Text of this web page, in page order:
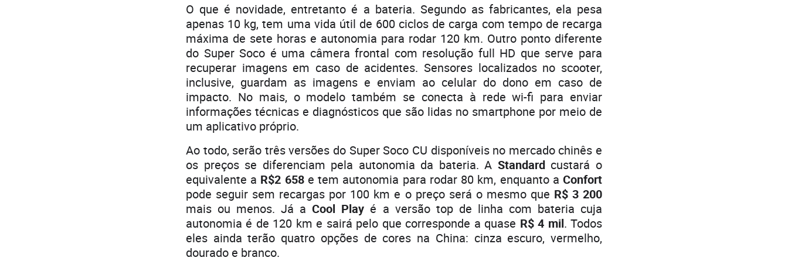
O que é novidade, entretanto é a bateria. Segundo as fabricantes, ela pesa
apenas 10 kg, tem uma vida útil de 600 ciclos de carga com tempo de recarga
máxima de sete horas e autonomia para rodar 120 km. Outro ponto diferente
do Super Soco é uma câmera frontal com resolução full HD que serve para
recuperar imagens em caso de acidentes. Sensores localizados no scooter,
inclusive, guardam as imagens e enviam ao celular do dono em caso de
impacto. No mais, o modelo também se conecta à rede wi-fi para enviar
informações técnicas e diagnósticos que são lidas no smartphone por meio de
um aplicativo próprio.
Ao todo, serão três versões do Super Soco CU disponíveis no mercado chinês e
os preços se diferenciam pela autonomia da bateria. A Standardcustará o
equivalente a R$2 658e tem autonomia para rodar 80 km, enquanto aConfort
pode seguir sem recargas por 100 km e o preço será o mesmo que R$ 3 200
mais ou menos. Já aCool Play é a versão top de linha com bateria cuja
autonomia é de 120 km e sairá pelo que corresponde a quase R$ 4 mil. Todos
eles ainda terão quatro opções de cores na China: cinza escuro, vermelho,
dourado e branco.